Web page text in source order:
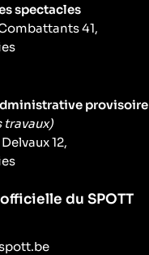
spectacles
41,
provisoire
travaux)
12,
du SPOTT